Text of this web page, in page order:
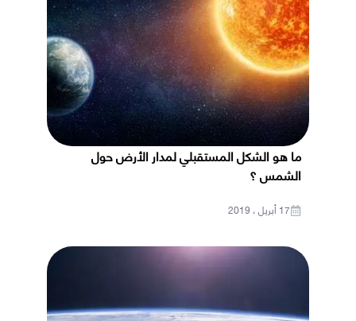
ما هو الشكل المستقبلي لمدار الأرض حول
الشمس ؟
17 أبريل ، 2019